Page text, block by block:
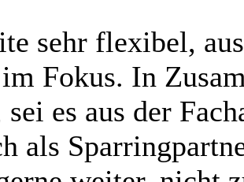
sehr flexibel,
Fokus. In
sei es aus der
als